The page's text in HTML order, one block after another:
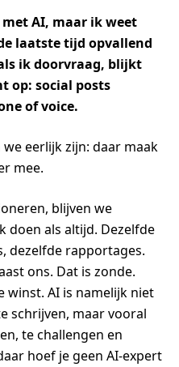
AI, maar ik weet
laatste tijd opvallend
ik doorvraag, blijkt
op: social posts
of voice.
eerlijk zijn: daar maak
mee.
blijven we
doen als altijd. Dezelfde
dezelfde rapportages.
ons. Dat is zonde.
winst. AI is namelijk niet
schrijven, maar vooral
te challengen en
hoef je geen AI-expert